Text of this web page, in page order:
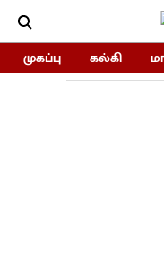
முகப்பு கல்கி